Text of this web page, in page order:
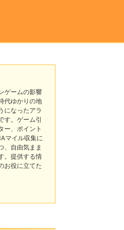
ゲームの影響
代ゆかりの地
になったアラ
す。ゲーム引
ー、ポイント
マイル収集に
、自由気まま
。提供する情
お役に立てた